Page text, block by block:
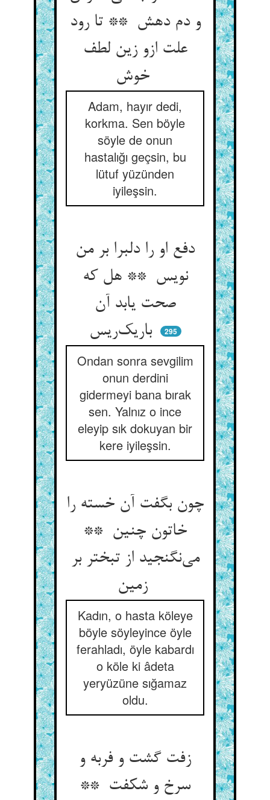
و دم دهش ** تا رود
علت ازو زین لطف
Adam, hayır dedi,
korkma. Sen böyle
söyle de onun
hastalığı geçsin, bu
lütuf yüzünden
iyileşsin.
دفع او را دلبرا بر من
نویس ** هل که
صحت یابد آن
باریک‌ریس
295
Ondan sonra sevgilim
onun derdini
gidermeyi bana bırak
sen. Yalnız o ince
eleyip sık dokuyan bir
kere iyileşsin.
چون بگفت آن خسته را
خاتون چنین **
می‌نگنجید از تبختر بر
Kadın, o hasta köleye
böyle söyleyince öyle
ferahladı, öyle kabardı
o köle ki âdeta
yeryüzüne sığamaz
oldu.
زفت گشت و فربه و
سرخ و شکفت **